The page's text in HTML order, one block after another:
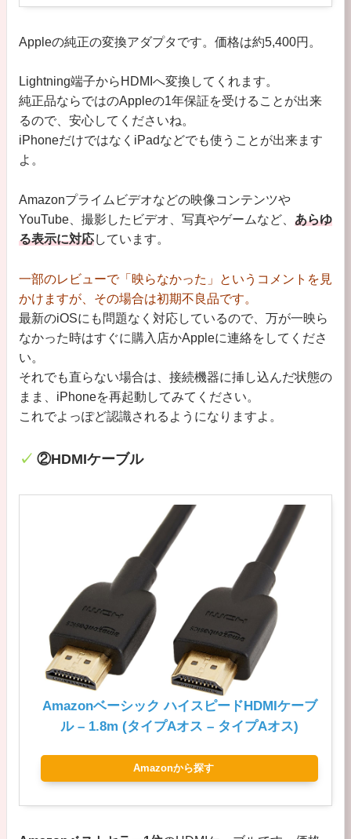
Appleの純正の変換アダプタです。価格は約5,400円。
Lightning端子からHDMIへ変換してくれます。
純正品ならではのAppleの1年保証を受けることが出来
るので、安心してくださいね。
iPhoneだけではなくiPadなどでも使うことが出来ます
よ。
Amazonプライムビデオなどの映像コンテンツや
YouTube、撮影したビデオ、写真やゲームなど、 あらゆ
る表示に対応しています。
一部のレビューで「映らなかった」というコメントを見
かけますが、その場合は初期不良品です。
最新のiOSにも問題なく対応しているので、万が一映ら
なかった時はすぐに購入店かAppleに連絡をしてくださ
い。
それでも直らない場合は、接続機器に挿し込んだ状態の
まま、iPhoneを再起動してみてください。
これでよっぽど認識されるようになりますよ。
②HDMIケーブル
Amazonベーシック ハイスピードHDMIケーブ
ル – 1.8m (タイプAオス – タイプAオス)
Amazonから探す